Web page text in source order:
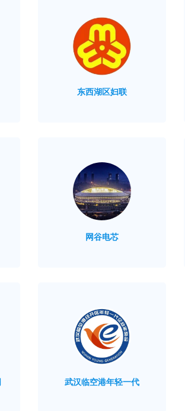
东西湖区妇联
网谷电芯
武汉临空港年轻一代